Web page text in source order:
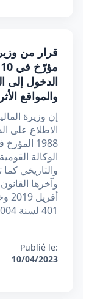
قرار من
الدخول إلى
والمواقع
إن وزيرة
الوكالة
والتاريخي
401 لسنة 2004 المؤرخ
Publié le:
10/04/2023